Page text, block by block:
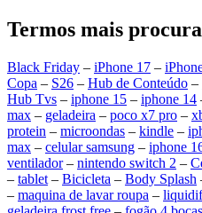
Termos mais
Black Friday – iPhone 17 –
Copa – S26 – Hub de Conteúdo –
Hub Tvs – iphone 15 – iphone 14
max – geladeira – poco x7 pro –
protein – microondas – kindle –
max – celular samsung – iphone
ventilador– nintendo switch 2 –
– tablet – Bicicleta – Body Splash
– maquina de lavar roupa –